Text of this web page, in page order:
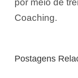
por meio de
Coaching.
Postagens